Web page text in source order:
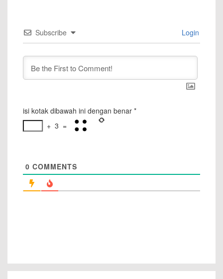
Subscribe Login
isi kotak dibawah ini dengan benar *
+ 3 =
0 COMMENTS